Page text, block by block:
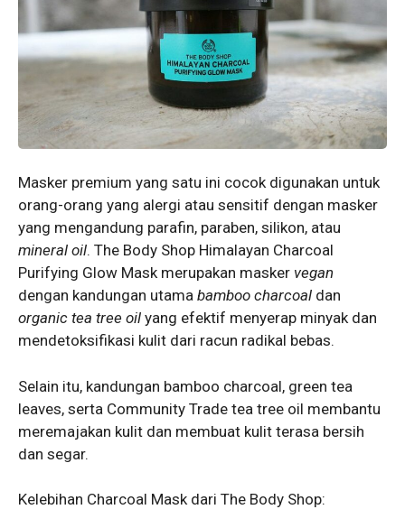
Masker premium yang satu ini cocok digunakan untuk
orang-orang yang alergi atau sensitif dengan masker
yang mengandung parafin, paraben, silikon, atau
mineral oil. The Body Shop Himalayan Charcoal
Purifying Glow Mask merupakan masker vegan
dengan kandungan utama bamboo charcoal dan
organic tea tree oil yang efektif menyerap minyak dan
mendetoksifikasi kulit dari racun radikal bebas.
Selain itu, kandungan bamboo charcoal, green tea
leaves, serta Community Trade tea tree oil membantu
meremajakan kulit dan membuat kulit terasa bersih
dan segar.
Kelebihan Charcoal Mask dari The Body Shop: